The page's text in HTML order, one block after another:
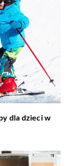
dla dzieci w